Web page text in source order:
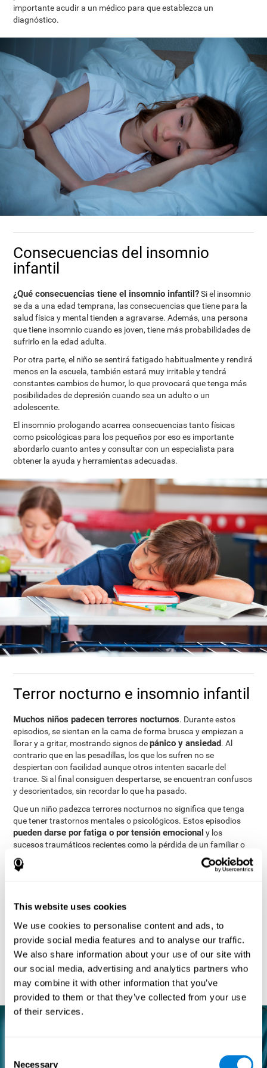
This website uses cookies
We use cookies to personalise content and ads, to
provide social media features and to analyse our traffic.
We also share information about your use of our site with
our social media, advertising and analytics partners who
may combine it with other information that you’ve
provided to them or that they’ve collected from your use
of their services.
Necessary
importante acudir a un médico para que establezca un
diagnóstico.
Consecuencias del insomnio
infantil
¿Qué consecuencias tiene el insomnio infantil?Si el insomnio
se da a una edad temprana, las consecuencias que tiene para la
salud física y mental tienden a agravarse. Además, una persona
que tiene insomnio cuando es joven, tiene más probabilidades de
sufrirlo en la edad adulta.
Por otra parte, el niño se sentirá fatigado habitualmente y rendirá
menos en la escuela, también estará muy irritable y tendrá
constantes cambios de humor, lo que provocará que tenga más
posibilidades de depresión cuando sea un adulto o un
adolescente.
El insomnio prologando acarrea consecuencias tanto físicas
como psicológicas para los pequeños por eso es importante
abordarlo cuanto antes y consultar con un especialista para
obtener la ayuda y herramientas adecuadas.
Terror nocturno e insomnio infantil
Muchos niños padecen terrores nocturnos. Durante estos
episodios, se sientan en la cama de forma brusca y empiezan a
llorar y a gritar, mostrando signos depánico y ansiedad. Al
contrario que en las pesadillas, los que los sufren no se
despiertan con facilidad aunque otros intenten sacarle del
trance. Si al final consiguen despertarse, se encuentran confusos
y desorientados, sin recordar lo que ha pasado.
Que un niño padezca terrores nocturnos no significa que tenga
que tener trastornos mentales o psicológicos. Estos episodios
pueden darse por fatiga o por tensión emocional y los
sucesos traumáticos recientes como la pérdida de un familiar o
de un ser querido también influyen. Por último, los factores
genéticos y hereditarios también pueden desencadenarlos.
importante considerar cómo es el comportamiento del niño
mientras está despierto. Si ve que hay problemas externos que
puedan influir en el niño, trate de solucionarlos o consulte a un
profesional.
Existen técnicas como los ejercicios de relajación que pueden
enseñar al niño a hacer frente a los sueños que le causan
ansiedad.